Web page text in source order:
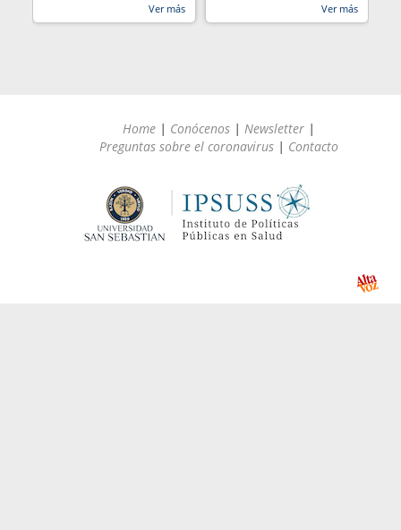
Ver más Ver más
Home | Conócenos | Newsletter |
Preguntas sobre el coronavirus | Contacto